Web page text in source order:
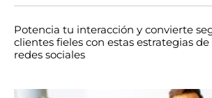
Potencia tu interacción y convierte
clientes fieles con estas estrategias
redes sociales